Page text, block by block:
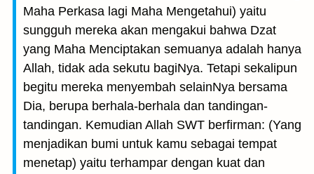
Maha Perkasa lagi Maha Mengetahui) yaitu
sungguh mereka akan mengakui bahwa Dzat
yang Maha Menciptakan semuanya adalah hanya
Allah, tidak ada sekutu bagiNya. Tetapi sekalipun
begitu mereka menyembah selainNya bersama
Dia, berupa berhala-berhala dan tandingan-
tandingan. Kemudian Allah SWT berfirman: (Yang
menjadikan bumi untuk kamu sebagai tempat
menetap) yaitu terhampar dengan kuat dan